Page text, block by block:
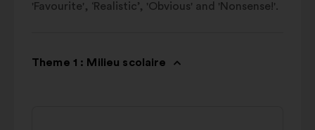
'Favourite', ‘Realistic’, 'Obvious' and 'Nonsense!'.
Theme 1 : Milieu scolaire